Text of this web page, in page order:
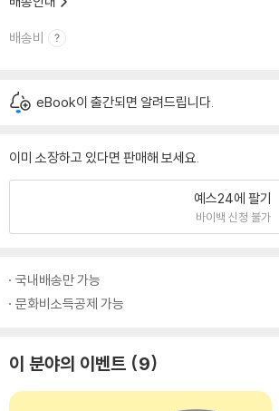
배송비
eBook이 출간되면 알려드립니다.
이미 소장하고 있다면 판매해 보세요.
예스24에 팔기
바이백 신청 불가
국내배송만 가능
문화비소득공제 가능
이 분야의 이벤트 9